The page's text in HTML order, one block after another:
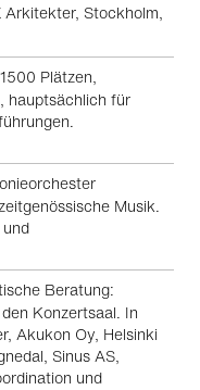
Arkitekter, Stockholm,
Plätzen,
hauptsächlich für
Musik.
Beratung:
Konzertsaal. In
Akukon Oy, Helsinki
Sinus AS,
und